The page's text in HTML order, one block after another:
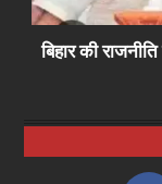
बिहार की